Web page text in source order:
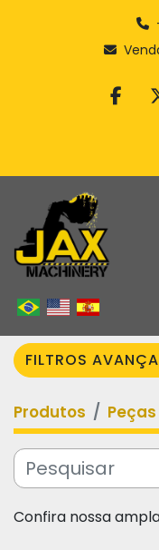
FILTROS
Categoria
Fabricante
Produtos Peças
Confira nossa